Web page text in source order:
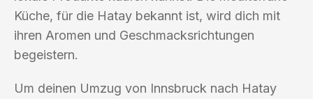
Küche, für die Hatay bekannt ist, wird dich mit
ihren Aromen und Geschmacksrichtungen
begeistern.
Um deinen Umzug von Innsbruck nach Hatay